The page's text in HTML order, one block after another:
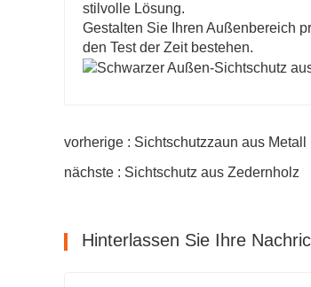
stilvolle Lösung.
Gestalten Sie Ihren Außenbereich
den Test der Zeit bestehen.
vorherige : Sichtschutzzaun aus Metall
nächste : Sichtschutz aus Zedernholz
Hinterlassen Sie Ihre